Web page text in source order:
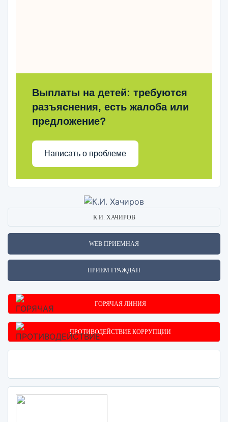
Выплаты на детей: требуются
разъяснения, есть жалоба или
предложение?
Написать о проблеме
К.И. ХАЧИРОВ
WEB ПРИЕМНАЯ
ПРИЕМ ГРАЖДАН
ГОРЯЧАЯ ЛИНИЯ
ПРОТИВОДЕЙСТВИЕ КОРРУПЦИИ